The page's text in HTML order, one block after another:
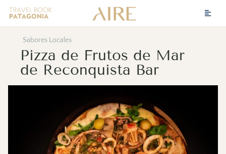
Sabores Locales
Pizza de Frutos de Mar
de Reconquista Bar